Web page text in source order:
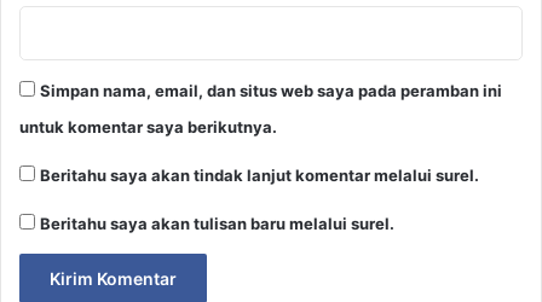
Simpan nama, email, dan situs web saya pada peramban ini
untuk komentar saya berikutnya.
Beritahu saya akan tindak lanjut komentar melalui surel.
Beritahu saya akan tulisan baru melalui surel.